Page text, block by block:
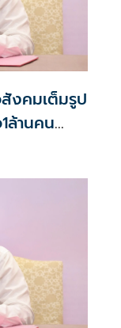
งคมเต็มรูป
ล้านคน